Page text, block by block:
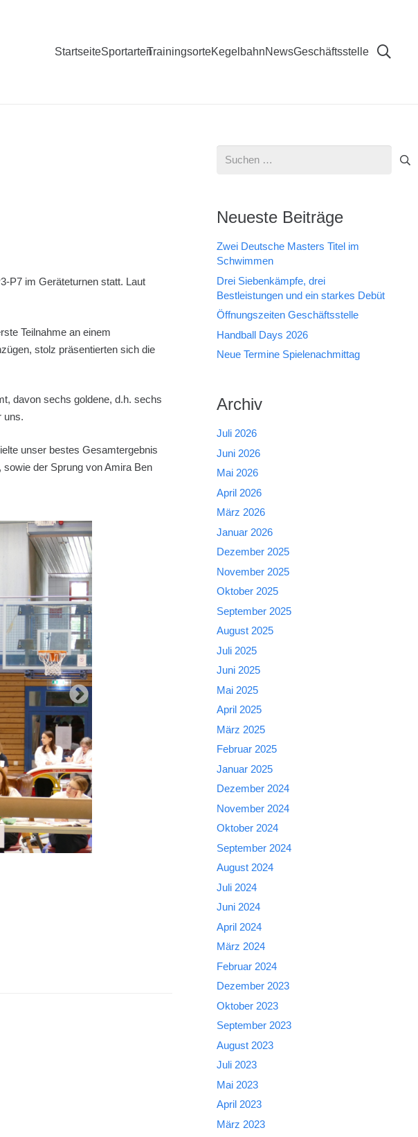
StartseiteSportartenTrainingsorteKegelbahnNewsGeschäftsstelle
P7 im Geräteturnen statt. Laut
Teilnahme an einem
stolz präsentierten sich die
davon sechs goldene, d.h. sechs
uns.
unser bestes Gesamtergebnis
der Sprung von Amira Ben
Suchen
Neueste Beiträge
Zwei Deutsche Masters Titel im
Schwimmen
Drei Siebenkämpfe, drei
Bestleistungen und ein starkes Debüt
Öffnungszeiten Geschäftsstelle
Handball Days 2026
Neue Termine Spielenachmittag
Archiv
Juli 2026
Juni 2026
Mai 2026
April 2026
März 2026
Januar 2026
Dezember 2025
November 2025
Oktober 2025
September 2025
August 2025
Juli 2025
Juni 2025
Mai 2025
April 2025
März 2025
Februar 2025
Januar 2025
Dezember 2024
November 2024
Oktober 2024
September 2024
August 2024
Juli 2024
Juni 2024
April 2024
März 2024
Februar 2024
Dezember 2023
Oktober 2023
September 2023
August 2023
Juli 2023
Mai 2023
April 2023
März 2023